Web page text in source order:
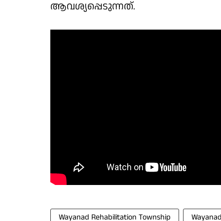
ആവശ്യപ്പെടുന്നത്.
Wayanad Rehabilitation Township